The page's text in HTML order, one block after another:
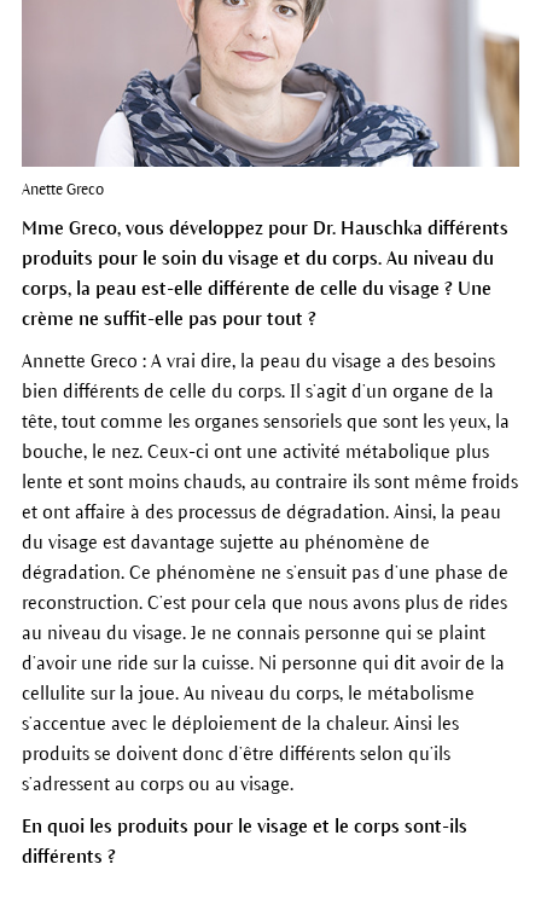
Anette Greco
Mme Greco, vous développez pour Dr. Hauschka différents
produits pour le soin du visage et du corps. Au niveau du
corps, la peau est-elle différente de celle du visage ? Une
crème ne suffit-elle pas pour tout ?
Annette Greco : A vrai dire, la peau du visage a des besoins
bien différents de celle du corps. Il s’agit d’un organe de la
tête, tout comme les organes sensoriels que sont les yeux, la
bouche, le nez. Ceux-ci ont une activité métabolique plus
lente et sont moins chauds, au contraire ils sont même froids
et ont affaire à des processus de dégradation. Ainsi, la peau
du visage est davantage sujette au phénomène de
dégradation. Ce phénomène ne s’ensuit pas d’une phase de
reconstruction. C’est pour cela que nous avons plus de rides
au niveau du visage. Je ne connais personne qui se plaint
d’avoir une ride sur la cuisse. Ni personne qui dit avoir de la
cellulite sur la joue. Au niveau du corps, le métabolisme
s’accentue avec le déploiement de la chaleur. Ainsi les
produits se doivent donc d’être différents selon qu’ils
s’adressent au corps ou au visage.
En quoi les produits pour le visage et le corps sont-ils
différents ?